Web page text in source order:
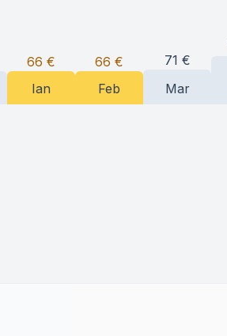
66 €
Ian
66 €
Feb
71 €
Mar